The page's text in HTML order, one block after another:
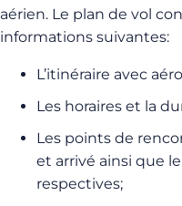
aérien. Le plan de vol
informations suivantes:
L’itinéraire avec
Les horaires et la
Les points de
et arrivé ainsi que
respectives;